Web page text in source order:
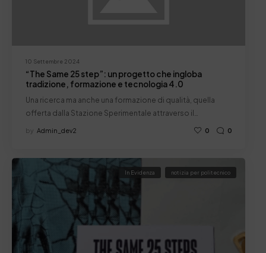
10 Settembre 2024
“The Same 25 step”: un progetto che ingloba
tradizione, formazione e tecnologia 4.0
Una ricerca ma anche una formazione di qualità, quella
offerta dalla Stazione Sperimentale attraverso il…
by Admin_dev2 0 0
In Evidenza notizia per politecnico